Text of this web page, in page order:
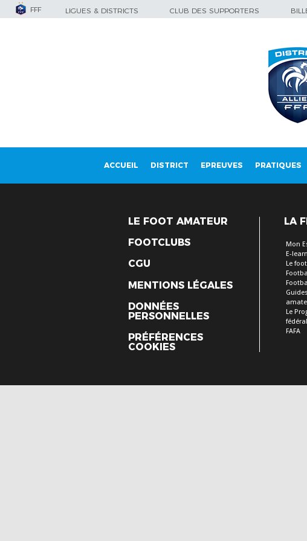
FFF LIGUES & DISTRICTS CLUB DES SUPPORTERS
ACCUEIL DISTRICT EPREUVES PRATIQUES
LE FOOT AMATEUR
FOOTCLUBS
CGU
MENTIONS LÉGALES
DONNÉES
PERSONNELLES
PRÉFÉRENCES
COOKIES
LA
Mon
E-
Le
Le
fédéral
FAFA